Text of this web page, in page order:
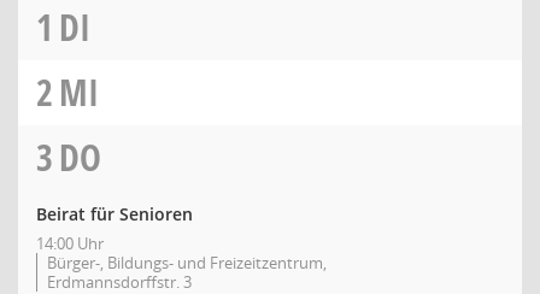
1 DI
2MI
3DO
Beirat für Senioren
14:00 Uhr
Bürger-, Bildungs- und Freizeitzentrum,
Erdmannsdorffstr. 3